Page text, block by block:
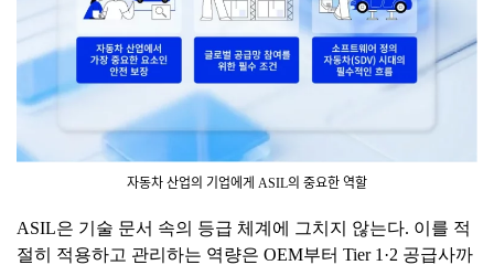
자동차 산업의 기업에게 ASIL의 중요한 역할
ASIL은 기술 문서 속의 등급 체계에 그치지 않는다. 이를 적
절히 적용하고 관리하는 역량은 OEM부터 Tier 1·2 공급사까